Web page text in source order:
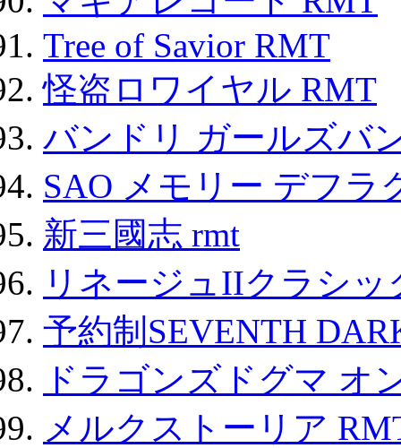
Tree of Savior RMT
怪盗ロワイヤル RMT
バンドリ ガールズバ
SAO メモリー デフラ
新三國志 rmt
リネージュIIクラシ
予約制SEVENTH
ドラゴンズドグマ オ
メルクストーリア